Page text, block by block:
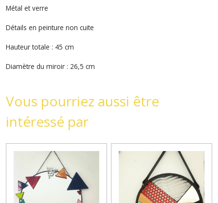
Métal et verre
Détails en peinture non cuite
Hauteur totale : 45 cm
Diamètre du miroir : 26,5 cm
Vous pourriez aussi être
intéressé par